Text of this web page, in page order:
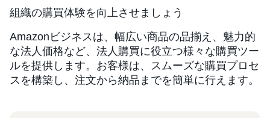
組織の購買体験を向上させましょう
Amazonビジネスは、幅広い商品の品揃え、魅力的
な法人価格など、法人購買に役立つ様々な購買ツー
ルを提供します。お客様は、スムーズな購買プロセ
スを構築し、注文から納品までを簡単に行えます。